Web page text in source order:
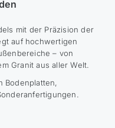
mit der Präzision der
auf hochwertigen
– von
Granit aus aller Welt.
Bodenplatten,